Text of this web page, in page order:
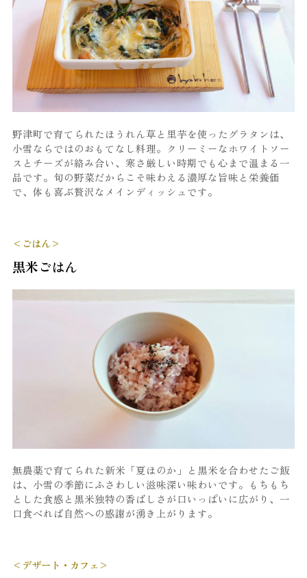
野津町で育てられたほうれん草と里芋を使ったグラタンは、
小雪ならではのおもてなし料理。クリーミーなホワイトソー
スとチーズが絡み合い、寒さ厳しい時期でも心まで温まる一
品です。旬の野菜だからこそ味わえる濃厚な旨味と栄養価
で、体も喜ぶ贅沢なメインディッシュです。
<ごはん>
黒米ごはん
無農薬で育てられた新米「夏ほのか」と黒米を合わせたご飯
は、小雪の季節にふさわしい滋味深い味わいです。もちもち
とした食感と黒米独特の香ばしさが口いっぱいに広がり、一
口食べれば自然への感謝が湧き上がります。
<デザート・カフェ>